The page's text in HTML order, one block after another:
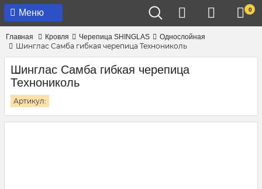
Меню 0
Главная Кровля Черепица SHINGLAS Однослойная
Шинглас Самба гибкая черепица Технониколь
Шинглас Самба гибкая черепица
Технониколь
Артикул: